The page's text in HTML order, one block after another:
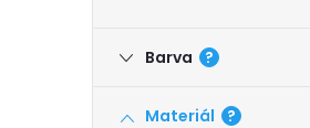
Barva ?
Materiál ?